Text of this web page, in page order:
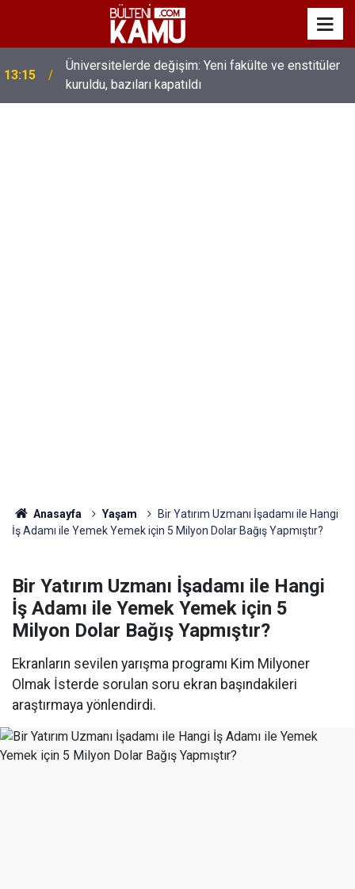
Üniversitelerde değişim: Yeni fakülte ve enstitüler
kuruldu, bazıları kapatıldı
13:00
MEB’de üst düzey değişim: Genel müdürler değişti,
yeni isimler atandı
Anasayfa Yaşam
Bir Yatırım Uzmanı İşadamı ile Hangi
İş Adamı ile Yemek Yemek için 5 Milyon Dolar Bağış Yapmıştır?
Bir Yatırım Uzmanı İşadamı ile Hangi
İş Adamı ile Yemek Yemek için 5
Milyon Dolar Bağış Yapmıştır?
Ekranların sevilen yarışma programı Kim Milyoner
Olmak İsterde sorulan soru ekran başındakileri
araştırmaya yönlendirdi.